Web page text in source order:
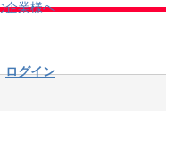
企業様へ
ログイン